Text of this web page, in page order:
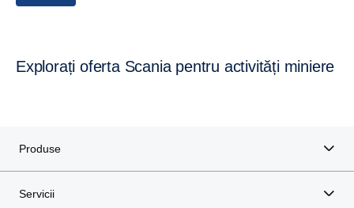
Explorați oferta Scania pentru activități miniere
Produse
Servicii